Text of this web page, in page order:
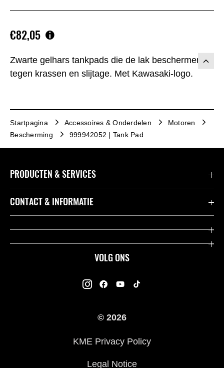
Zwarte gelhars tankpads die de lak beschermen
tegen krassen en slijtage. Met Kawasaki-logo.
€82,05
Startpagina Accessoires & Onderdelen
Motoren
Bescherming
999942052 | Tank Pad
VOLG ONS
PRODUCTEN & SERVICES
Accessoires & Onderdelen
Dealers
K-Care Fabrieksgarantie
Gebruikershandleidingen
Kawasaki Road Assistance
Veelgestelde Vragen
CONTACT & INFORMATIE
Contact
© 2026
KME Privacy Policy
Legal Notice